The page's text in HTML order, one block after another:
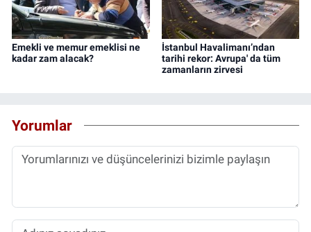
Emekli ve memur emeklisi ne
kadar zam alacak?
İstanbul Havalimanı’ndan
tarihi rekor: Avrupa' da tüm
zamanların zirvesi
Yorumlar